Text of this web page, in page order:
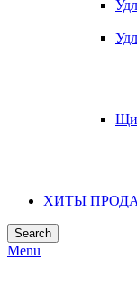
ХИТЫ
Search
Menu